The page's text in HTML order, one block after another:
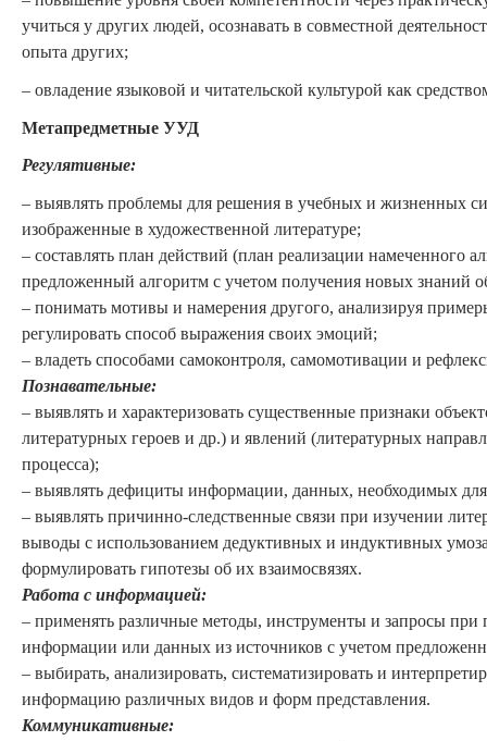
учиться у других людей, осознавать в совместной
опыта других;
– овладение языковой и читательской культурой как
Метапредметные УУД
Регулятивные:
– выявлять проблемы для решения в учебных и жизненных
изображенные в художественной литературе;
– составлять план действий (план реализации намеченного
предложенный алгоритм с учетом получения новых знаний
– понимать мотивы и намерения другого, анализируя
регулировать способ выражения своих эмоций;
– владеть способами самоконтроля, самомотивации и
Познавательные:
– выявлять и характеризовать существенные признаки
литературных героев и др.) и явлений (литературных
процесса);
– выявлять дефициты информации, данных, необходимых
– выявлять причинно-следственные связи при изучении
выводы с использованием дедуктивных и индуктивных
формулировать гипотезы об их взаимосвязях.
Работа с информацией:
– применять различные методы, инструменты и запросы при
информации или данных из источников с учетом
– выбирать, анализировать, систематизировать и
информацию различных видов и форм представления.
Коммуникативные: